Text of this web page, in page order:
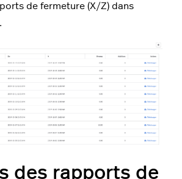
de fermeture (X/Z) dans
des rapports de